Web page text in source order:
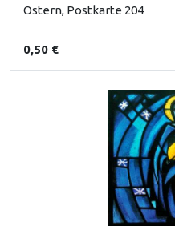
Ostern, Postkarte 204
0,50 €